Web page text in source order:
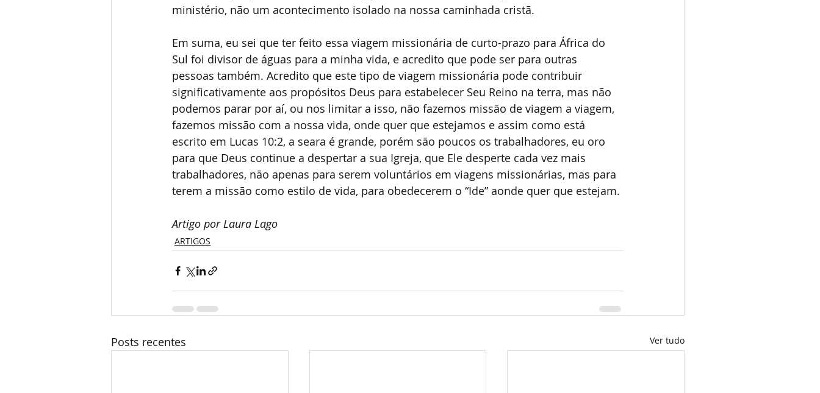
ministério, não um acontecimento isolado na nossa caminhada cristã.
Em suma, eu sei que ter feito essa viagem missionária de curto-prazo para África do
Sul foi divisor de águas para a minha vida, e acredito que pode ser para outras
pessoas também. Acredito que este tipo de viagem missionária pode contribuir
significativamente aos propósitos Deus para estabelecer Seu Reino na terra, mas não
podemos parar por aí, ou nos limitar a isso, não fazemos missão de viagem a viagem,
fazemos missão com a nossa vida, onde quer que estejamos e assim como está
escrito em Lucas 10:2, a seara é grande, porém são poucos os trabalhadores, eu oro
para que Deus continue a despertar a sua Igreja, que Ele desperte cada vez mais
trabalhadores, não apenas para serem voluntários em viagens missionárias, mas para
terem a missão como estilo de vida, para obedecerem o “Ide” aonde quer que estejam.
Artigo por Laura Lago
ARTIGOS
Posts recentes Ver tudo